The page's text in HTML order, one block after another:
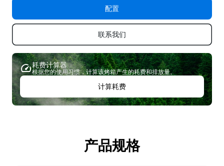
配置
联系我们
耗费计算器
根据您的使用习惯，计算该烤箱产生的耗费和排放量。
计算耗费
产品规格